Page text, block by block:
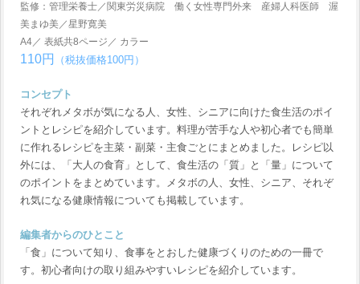
監修：管理栄養士／関東労災病院 働く女性専門外来 産婦人科医師 渥
美まゆ美／星野寛美
A4／ 表紙共8ページ／ カラー
110円 （税抜価格100円）
コンセプト
それぞれメタボが気になる人、女性、シニアに向けた食生活のポイ
ントとレシピを紹介しています。料理が苦手な人や初心者でも簡単
に作れるレシピを主菜・副菜・主食ごとにまとめました。レシピ以
外には、「大人の食育」として、食生活の「質」と「量」について
のポイントをまとめています。メタボの人、女性、シニア、それぞ
れ気になる健康情報についても掲載しています。
編集者からのひとこと
「食」について知り、食事をとおした健康づくりのための一冊で
す。初心者向けの取り組みやすいレシピを紹介しています。